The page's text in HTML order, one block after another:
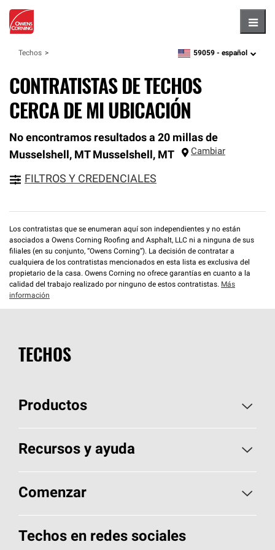
Techos zipcode,language
59059 - español
CONTRATISTAS DE TECHOS
CERCA DE MI UBICACIÓN
No encontramos resultados a 20 millas de
Musselshell, MT Musselshell, MT Cambiar
FILTROS Y CREDENCIALES
Los contratistas que se enumeran aquí son independientes y no están
asociados a Owens Corning Roofing and Asphalt, LLC ni a ninguna de sus
filiales (en su conjunto, “Owens Corning”). La decisión de contratar a
cualquiera de los contratistas mencionados en esta lista es exclusiva del
propietario de la casa. Owens Corning no ofrece garantías en cuanto a la
calidad del trabajo realizado por ninguno de estos contratistas. Más
información
TECHOS
Productos
Elija sus tejas
Encuentre un contratista
Componentes para techos
Recursos y ayuda
Aspectos básicos sobre techos
Herramientas de diseño y color
Comenzar
Llame al 1-800-GET-PINK®
Techos en redes sociales